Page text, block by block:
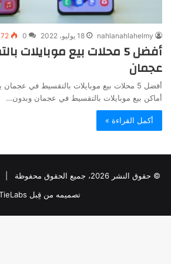
nahlanahlahelmy 18 يوليو، 2022 0
أفضل 5 محلات بيع
عجمان
أفضل 5 محلات بيع موبايلات بالتقسيط في
أماكن بيع موبايلات بالتقسيط في عجمان وبدون…
أكمل القراءة »
© حقوق النشر 2026، جميع الحقوق محفوظة |
تصميمه من قِبل TieLabs